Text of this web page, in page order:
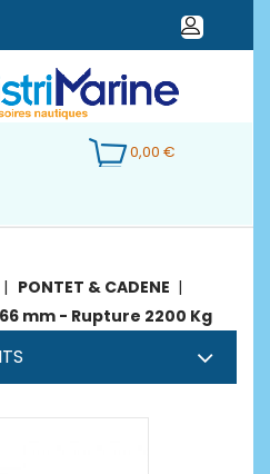
0,00 €
PONTET & CADENE
mm - Rupture 2200 Kg